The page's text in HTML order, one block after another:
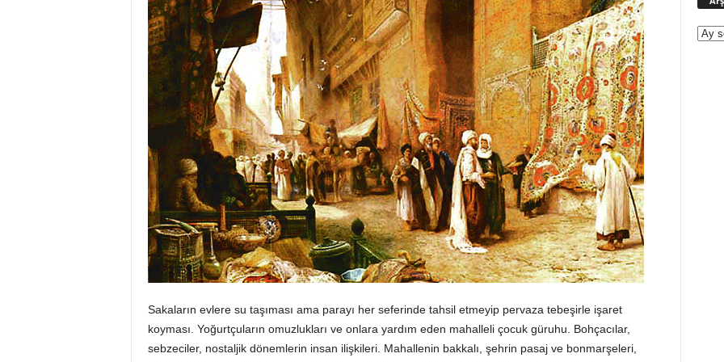
Sakaların evlere su taşıması ama parayı her seferinde tahsil etmeyip pervaza tebeşirle işaret
koyması. Yoğurtçuların omuzlukları ve onlara yardım eden mahalleli çocuk güruhu. Bohçacılar,
sebzeciler, nostaljik dönemlerin insan ilişkileri. Mahallenin bakkalı, şehrin pasaj ve bonmarşeleri,